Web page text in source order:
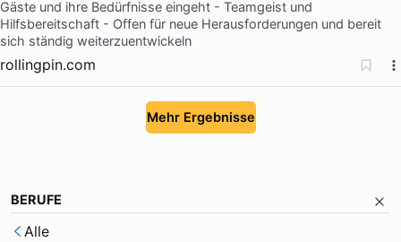
Gäste und ihre Bedürfnisse eingeht - Teamgeist und
Hilfsbereitschaft - Offen für neue Herausforderungen und bereit
sich ständig weiterzuentwickeln
rollingpin.com
Mehr Ergebnisse
BERUFE
Alle